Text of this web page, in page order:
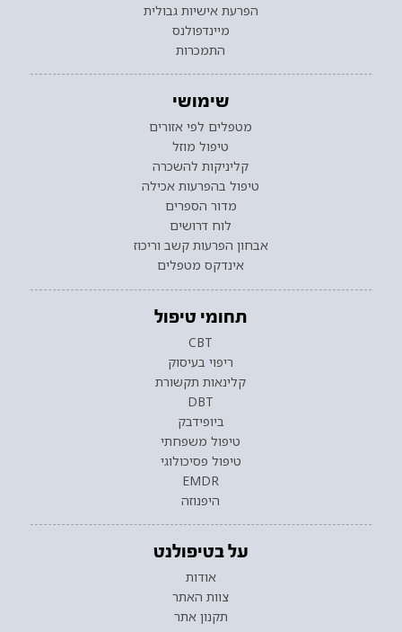
הפרעת אישיות גבולית
מיינדפולנס
התמכרות
שימושי
מטפלים לפי אזורים
טיפול מוזל
קליניקות להשכרה
טיפול בהפרעות אכילה
מדור הספרים
לוח דרושים
אבחון הפרעות קשב וריכוז
אינדקס מטפלים
תחומי טיפול
CBT
ריפוי בעיסוק
קלינאות תקשורת
DBT
ביופידבק
טיפול משפחתי
טיפול פסיכולוגי
EMDR
היפנוזה
על בטיפולנט
אודות
צוות האתר
תקנון אתר